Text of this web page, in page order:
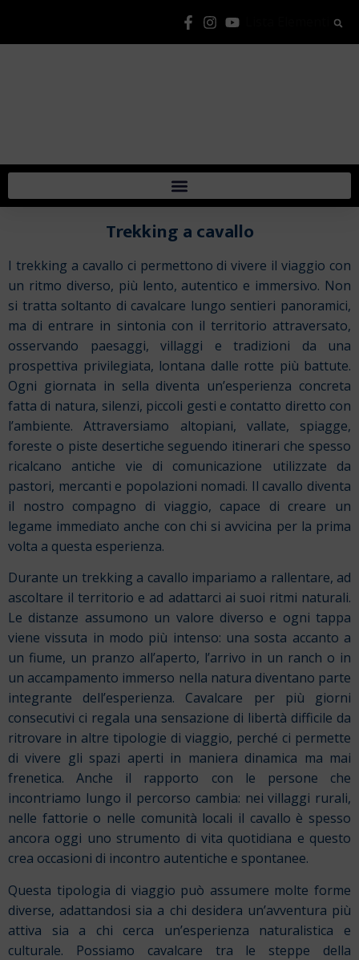
Trekking a cavallo
I trekking a cavallo ci permettono di vivere il viaggio con
un ritmo diverso, più lento, autentico e immersivo. Non
si tratta soltanto di cavalcare lungo sentieri panoramici,
ma di entrare in sintonia con il territorio attraversato,
osservando paesaggi, villaggi e tradizioni da una
prospettiva privilegiata, lontana dalle rotte più battute.
Ogni giornata in sella diventa un’esperienza concreta
fatta di natura, silenzi, piccoli gesti e contatto diretto con
l’ambiente. Attraversiamo altopiani, vallate, spiagge,
foreste o piste desertiche seguendo itinerari che spesso
ricalcano antiche vie di comunicazione utilizzate da
pastori, mercanti e popolazioni nomadi. Il cavallo diventa
il nostro compagno di viaggio, capace di creare un
legame immediato anche con chi si avvicina per la prima
volta a questa esperienza.
Durante un trekking a cavallo impariamo a rallentare, ad
ascoltare il territorio e ad adattarci ai suoi ritmi naturali.
Le distanze assumono un valore diverso e ogni tappa
viene vissuta in modo più intenso: una sosta accanto a
un fiume, un pranzo all’aperto, l’arrivo in un ranch o in
un accampamento immerso nella natura diventano parte
integrante dell’esperienza. Cavalcare per più giorni
consecutivi ci regala una sensazione di libertà difficile da
ritrovare in altre tipologie di viaggio, perché ci permette
di vivere gli spazi aperti in maniera dinamica ma mai
frenetica. Anche il rapporto con le persone che
incontriamo lungo il percorso cambia: nei villaggi rurali,
nelle fattorie o nelle comunità locali il cavallo è spesso
ancora oggi uno strumento di vita quotidiana e questo
crea occasioni di incontro autentiche e spontanee.
Questa tipologia di viaggio può assumere molte forme
diverse, adattandosi sia a chi desidera un’avventura più
attiva sia a chi cerca un’esperienza naturalistica e
culturale. Possiamo cavalcare tra le steppe della